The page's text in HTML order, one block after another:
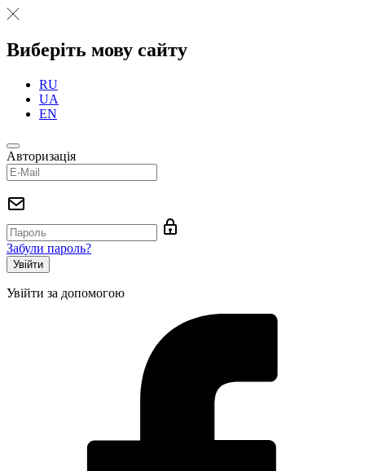
Виберіть мову сайту
RU
UA
EN
Авторизація
Забули пароль?
Увійти за допомогою